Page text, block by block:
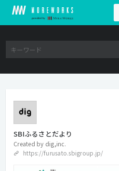
SBIふるさとだより
Created by dig,inc.
https://furusato.sbigroup.jp/